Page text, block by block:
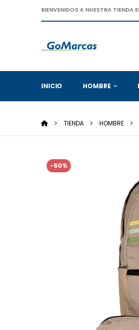
BIENVENIDOS A NUESTRA TIENDA
INICIO HOMBRE
TIENDA HOMBRE
-50%